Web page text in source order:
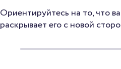
Ориентируйтесь на то, что
раскрывает его с новой